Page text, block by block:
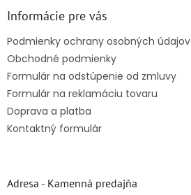
Informácie pre vás
Podmienky ochrany osobných údajov
Obchodné podmienky
Formulár na odstúpenie od zmluvy
Formulár na reklamáciu tovaru
Doprava a platba
Kontaktný formulár
Adresa - Kamenná predajňa